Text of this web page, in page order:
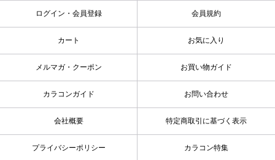
ログイン・会員登録 会員規約
カート お気に入り
メルマガ・クーポン お買い物ガイド
カラコンガイド お問い合わせ
会社概要 特定商取引に基づく表示
プライバシーポリシー カラコン特集